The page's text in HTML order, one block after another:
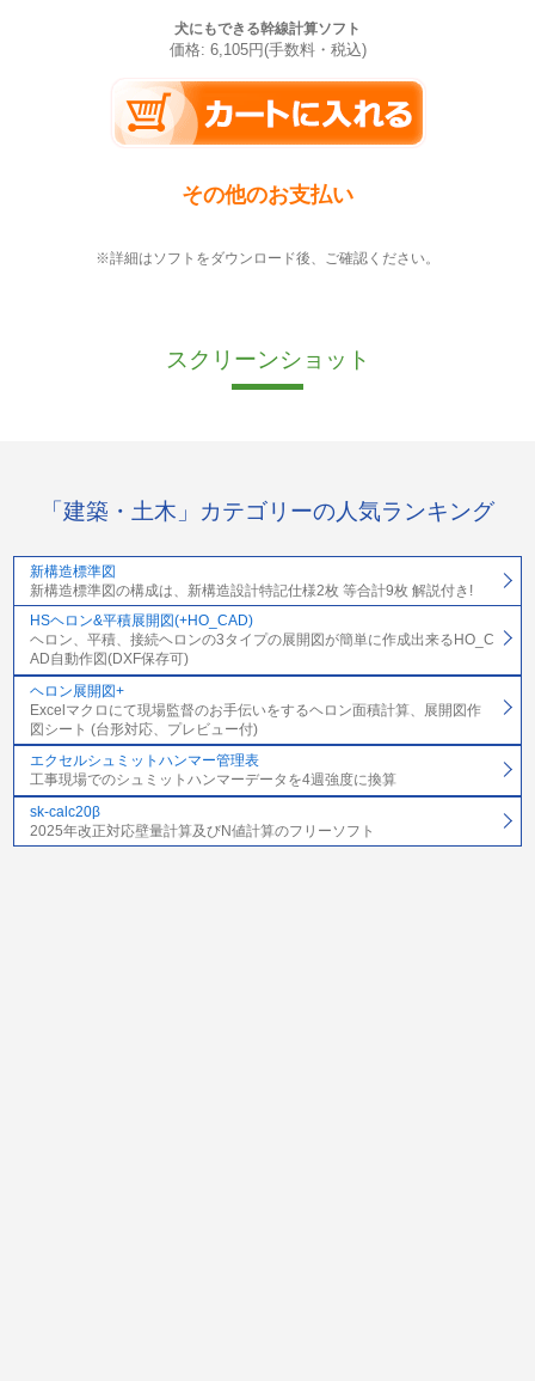
犬にもできる幹線計算ソフト
価格: 6,105円(手数料・税込)
その他のお支払い
※詳細はソフトをダウンロード後、ご確認ください。
スクリーンショット
「建築・土木」カテゴリーの人気ランキング
新構造標準図
新構造標準図の構成は、新構造設計特記仕様2枚 等合計9枚 解説付き!
HSヘロン&平積展開図(+HO_CAD)
ヘロン、平積、接続ヘロンの3タイプの展開図が簡単に作成出来るHO_C
AD自動作図(DXF保存可)
ヘロン展開図+
Excelマクロにて現場監督のお手伝いをするヘロン面積計算、展開図作
図シート (台形対応、プレビュー付)
エクセルシュミットハンマー管理表
工事現場でのシュミットハンマーデータを4週強度に換算
sk-calc20β
2025年改正対応壁量計算及びN値計算のフリーソフト